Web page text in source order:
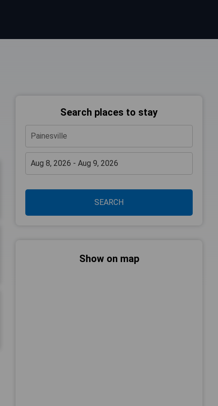
Search places to stay
SEARCH
Show on map